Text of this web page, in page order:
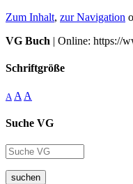
Zum Inhalt, zur Navigation
VG Buch | Online: https://
Schriftgröße
A A A
Suche VG
suchen